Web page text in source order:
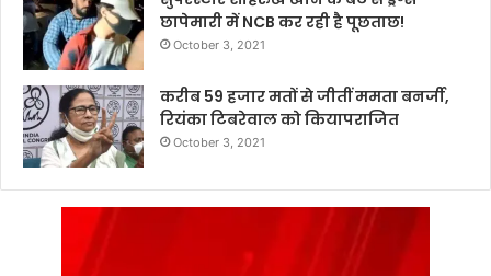
छापेमारी में NCB कर रही है पूछताछ!
October 3, 2021
करीब 59 हजार मतों से जीतीं ममता बनर्जी,
रियंका टिबरेवाल को कियापराजित
October 3, 2021